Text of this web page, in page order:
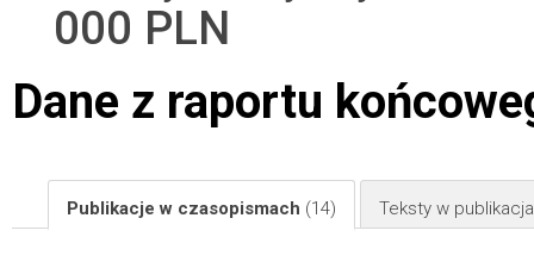
000 PLN
Dane z raportu
Publikacje w czasopismach (14) Teksty w